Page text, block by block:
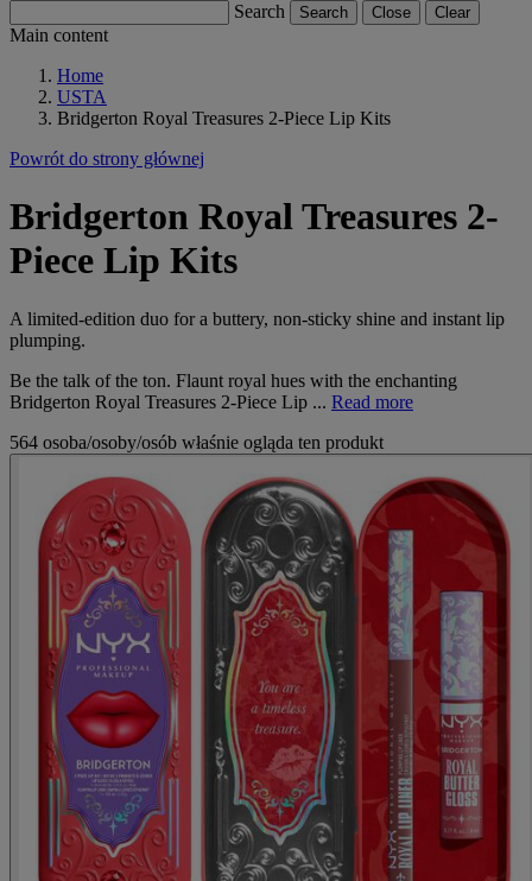
Search Search Close Clear
Main content
Home
USTA
Bridgerton Royal Treasures 2-Piece Lip Kits
Powrót do strony głównej
Bridgerton Royal Treasures 2-
Piece Lip Kits
A limited-edition duo for a buttery, non-sticky shine and instant lip
plumping.
Be the talk of the ton. Flaunt royal hues with the enchanting
Bridgerton Royal Treasures 2-Piece Lip ... Read more
564 osoba/osoby/osób właśnie ogląda ten produkt